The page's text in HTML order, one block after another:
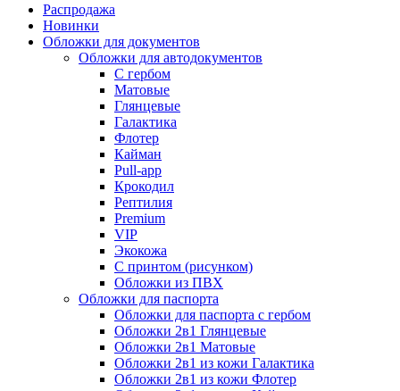
Распродажа
Новинки
Обложки для документов
Обложки для автодокументов
С гербом
Матовые
Глянцевые
Галактика
Флотер
Кайман
Pull-app
Крокодил
Рептилия
Premium
VIP
Экокожа
С принтом (рисунком)
Обложки из ПВХ
Обложки для паспорта
Обложки для паспорта с гербом
Обложки 2в1 Глянцевые
Обложки 2в1 Матовые
Обложки 2в1 из кожи Галактика
Обложки 2в1 из кожи Флотер